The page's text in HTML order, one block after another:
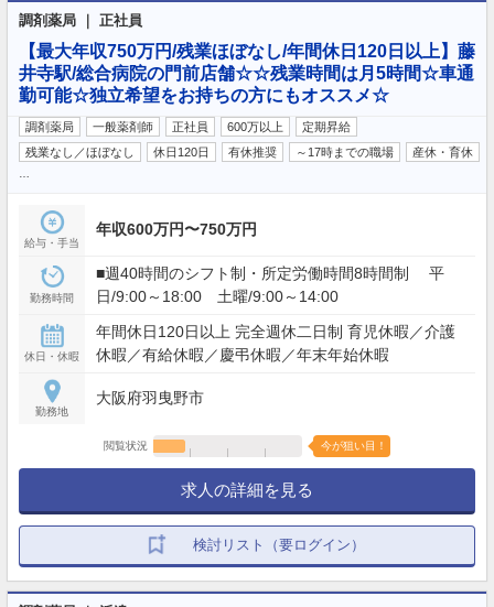
調剤薬局 ｜ 正社員
【最大年収750万円/残業ほぼなし/年間休日120日以上】藤
井寺駅/総合病院の門前店舗☆☆残業時間は月5時間☆車通
勤可能☆独立希望をお持ちの方にもオススメ☆
調剤薬局 一般薬剤師 正社員 600万以上
定期昇給
残業なし／ほぼなし
休日120日 有休推奨 ～17時までの職場 産休・育休
給与・手当
年収600万円〜750万円
勤務時間
■週40時間のシフト制・所定労働時間8時間制 平
日/9:00～18:00 土曜/9:00～14:00
休日・休暇
年間休日120日以上 完全週休二日制 育児休暇／介護
休暇／有給休暇／慶弔休暇／年末年始休暇
勤務地
大阪府羽曳野市
閲覧状況 今が狙い目！
求人の詳細を見る
検討リスト（要ログイン）